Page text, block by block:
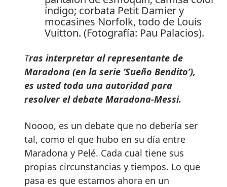
índigo; corbata Petit Damier y
mocasines Norfolk, todo de Louis
Vuitton. (Fotografía: Pau Palacios).
Tras interpretar al representante de
Maradona (en la serie ‘Sueño Bendito’),
es usted toda una autoridad para
resolver el debate Maradona-Messi.
Noooo, es un debate que no debería ser
tal, como el que hubo en su día entre
Maradona y Pelé. Cada cual tiene sus
propias circunstancias y tiempos. Lo que
pasa es que estamos ahora en un